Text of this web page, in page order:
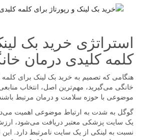
استراتژی خرید بک
کلمه کلیدی درمان
هنگامی که تصمیم به خرید بک لینک برای کلمه
خانگی می‌گیرید، مهم‌ترین اصل، انتخاب
موضوعی با حوزه سلامت و درمان مرتبط
گوگل به شدت به ارتباط موضوعی اهمیت
یک سایت پزشکی معتبر دریافت می‌شود،
نسبت به لینکی از یک سایت نامرتبط دارد. این